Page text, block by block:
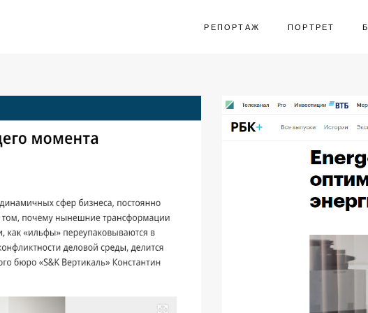
РЕПОРТАЖ ПОРТРЕТ
РЕПОРТАЖ ПОРТРЕТ